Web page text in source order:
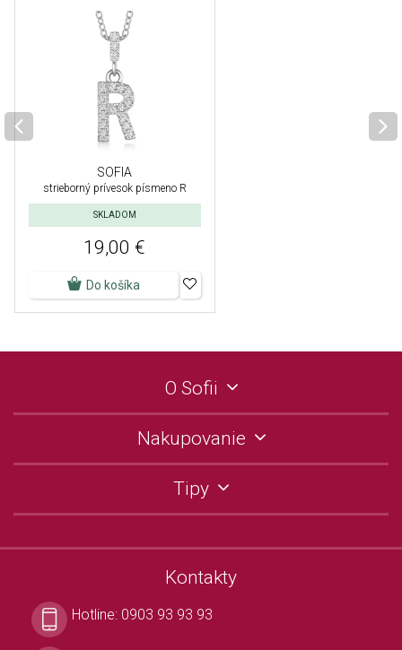
SOFIA
strieborný prívesok písmeno R
SKLADOM
19,00 €
Do košíka
O Sofii
Nakupovanie
Tipy
Kontakty
Hotline: 0903 93 93 93